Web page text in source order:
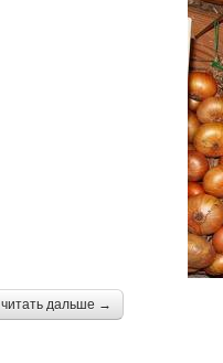
читать дальше →